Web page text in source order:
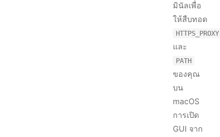
มินัลเพื่อ
ให้สืบทอด
HTTPS_PROXY
และ
PATH
ของคุณ
บน
macOS
การเปิด
GUI จาก